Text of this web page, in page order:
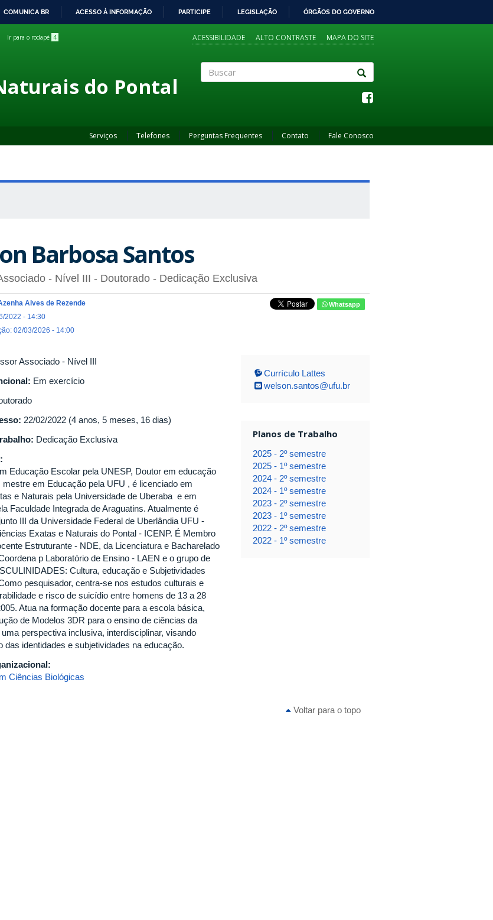
COMUNICA BR ACESSO À INFORMAÇÃO PARTICIPE LEGISLAÇÃO ÓRGÃOS DO GOVERNO
Ir para o rodapé 4 ACESSIBILIDADE ALTO CONTRASTE MAPA DO SITE
do Pontal
Serviços Telefones Perguntas Frequentes Contato Fale Conosco
Barbosa Santos
- Nível III - Doutorado - Dedicação Exclusiva
Alves de Rezende
2022 - 14:30
02/03/2026 - 14:00
Whatsapp
Associado - Nível III
Em exercício
22/02/2022 (4 anos, 5 meses, 16 dias)
Dedicação Exclusiva
Educação Escolar pela UNESP, Doutor em educação
mestre em Educação pela UFU , é licenciado em
e Naturais pela Universidade de Uberaba e em
Faculdade Integrada de Araguatins. Atualmente é
III da Universidade Federal de Uberlândia UFU -
Exatas e Naturais do Pontal - ICENP. É Membro
Estruturante - NDE, da Licenciatura e Bacharelado
p Laboratório de Ensino - LAEN e o grupo de
Cultura, educação e Subjetividades
pesquisador, centra-se nos estudos culturais e
e risco de suicídio entre homens de 13 a 28
Atua na formação docente para a escola básica,
de Modelos 3DR para o ensino de ciências da
perspectiva inclusiva, interdisciplinar, visando
das identidades e subjetividades na educação.
Ciências Biológicas
Currículo Lattes
welson.santos@ufu.br
Planos de Trabalho
2025 - 2º semestre
2025 - 1º semestre
2024 - 2º semestre
2024 - 1º semestre
2023 - 2º semestre
2023 - 1º semestre
2022 - 2º semestre
2022 - 1º semestre
Voltar para o topo